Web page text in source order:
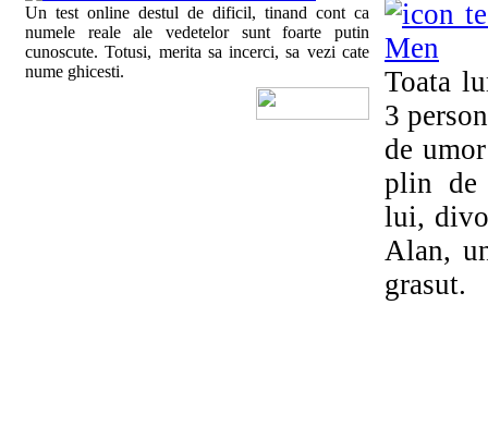
Un test online destul de dificil, tinand cont ca
numele reale ale vedetelor sunt foarte putin
cunoscute. Totusi, merita sa incerci, sa vezi cate
nume ghicesti.
Toata
3
de
plin de
lui,
Alan,
grasut.